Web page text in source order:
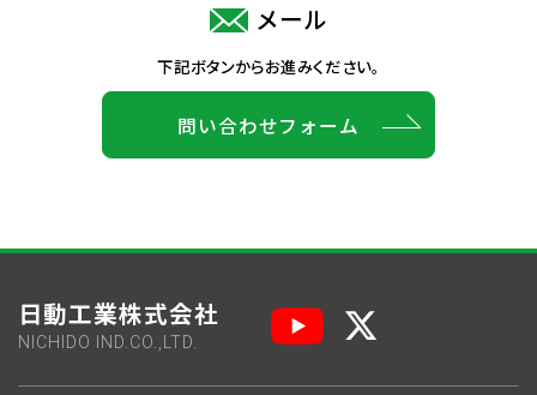
メール
下記ボタンからお進みください。
問い合わせフォーム
日動工業株式会社
NICHIDO IND.CO.,LTD.